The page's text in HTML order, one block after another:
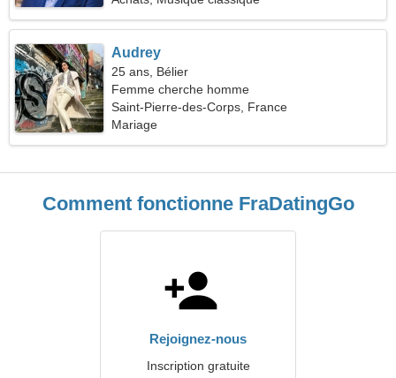
Audrey
25 ans, Bélier
Femme cherche homme
Saint-Pierre-des-Corps, France
Mariage
Comment fonctionne FraDatingGo
Rejoignez-nous
Inscription gratuite